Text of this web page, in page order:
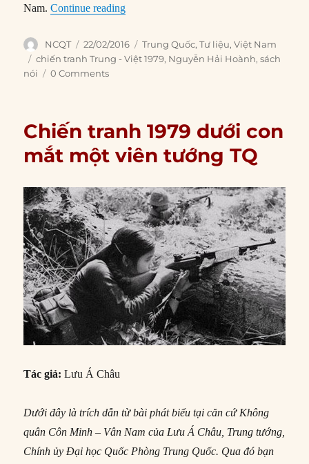
Nam.Continue reading“Chiến tranh Trung-Việt trong mắt người
Author
NCQT
Posted
on
22/02/2016 Categories
Trung Quốc,Tư liệu,Việt Nam
Tags
chiến tranh Trung - Việt 1979, Nguyễn Hải Hoành,sách
nói
0 Comments
Chiến tranh 1979 dưới con
mắt một viên tướng TQ
Tác giả:Lưu Á Châu
Dưới đây là trích dẫn từ bài phát biểu tại căn cứ Không
quân Côn Minh – Vân Nam của Lưu Á Châu, Trung tướng,
Chính ủy Đại học Quốc Phòng Trung Quốc. Qua đó bạn